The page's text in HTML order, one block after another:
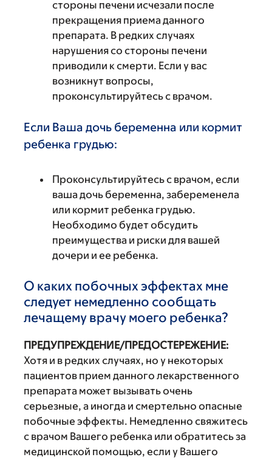
стороны печени исчезали после
прекращения приема данного
препарата. В редких случаях
нарушения со стороны печени
приводили к смерти. Если у вас
возникнут вопросы,
проконсультируйтесь с врачом.
Если Ваша дочь беременна или кормит
ребенка грудью:
Проконсультируйтесь с врачом, если
ваша дочь беременна, забеременела
или кормит ребенка грудью.
Необходимо будет обсудить
преимущества и риски для вашей
дочери и ее ребенка.
О каких побочных эффектах мне
следует немедленно сообщать
лечащему врачу моего ребенка?
ПРЕДУПРЕЖДЕНИЕ/ПРЕДОСТЕРЕЖЕНИЕ:
Хотя и в редких случаях, но у некоторых
пациентов прием данного лекарственного
препарата может вызывать очень
серьезные, а иногда и смертельно опасные
побочные эффекты. Немедленно свяжитесь
с врачом Вашего ребенка или обратитесь за
медицинской помощью, если у Вашего